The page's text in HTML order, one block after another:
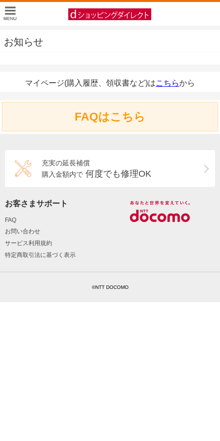
お知らせ
マイページ(購入履歴、領収書など)はこちらから
FAQはこちら
充実の延長補償
購入金額内で 何度でも修理OK
お客さまサポート
FAQ
お問い合わせ
サービス利用規約
特定商取引法に基づく表示
©NTT DOCOMO